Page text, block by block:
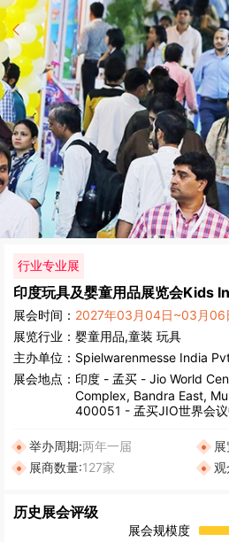
行业专业展
印度玩具及婴童用品展览会Kids
展会时间： 2027年03月04日~03月06
展览行业： 婴童用品,童装 玩具
主办单位： Spielwarenmesse India
展会地点： 印度 - 孟买 - Jio World
Complex, Bandra East,
400051 - 孟买JIO世界会
举办周期:两年一届
展商数量:127家 观
历史展会评级
展会规模度